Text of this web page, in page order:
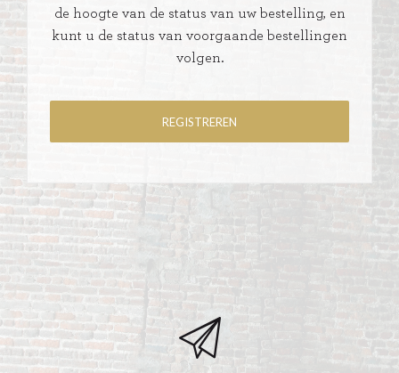
de hoogte van de status van uw bestelling, en
kunt u de status van voorgaande bestellingen
volgen.